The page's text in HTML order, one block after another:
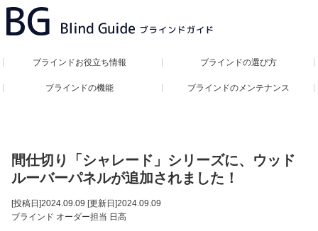
ブラインドお役立ち情報 ブラインドの選び方
ブラインドの機能 ブラインドのメンテナンス
間仕切り「シャレード」シリーズに、ウッド
ルーバーパネルが追加されました！
[投稿日]2024.09.09 [更新日]2024.09.09
ブラインド オーダー担当 日高